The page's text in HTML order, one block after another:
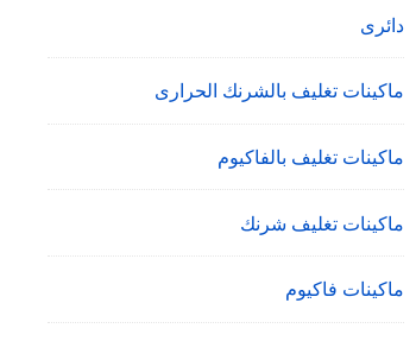
دائرى
ماكينات تغليف بالشرنك الحرارى
ماكينات تغليف بالفاكيوم
ماكينات تغليف شرنك
ماكينات فاكيوم